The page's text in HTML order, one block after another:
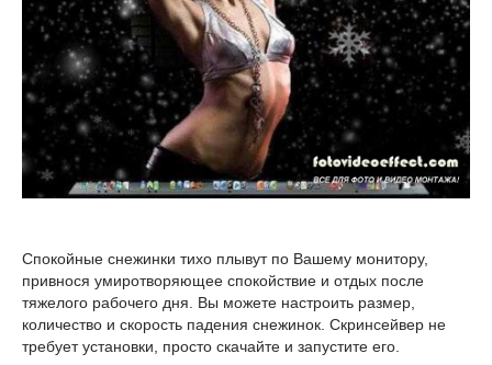
Спокойные снежинки тихо плывут по Вашему монитору,
привнося умиротворяющее спокойствие и отдых после
тяжелого рабочего дня. Вы можете настроить размер,
количество и скорость падения снежинок. Скринсейвер не
требует установки, просто скачайте и запустите его.